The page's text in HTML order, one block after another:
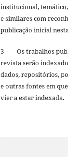
institucional, temático,
e similares com
publicação inicial
3 Os trabalhos
revista serão
dados, repositórios,
e outras fontes em
vier a estar indexada.